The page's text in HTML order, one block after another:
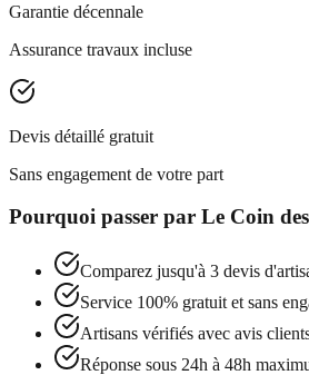
Garantie décennale
Assurance travaux incluse
Devis détaillé gratuit
Sans engagement de votre part
Pourquoi passer par Le Coin
Comparez jusqu'à 3 devis
Service 100% gratuit et sans
Artisans vérifiés avec avis
Réponse sous 24h à 48h